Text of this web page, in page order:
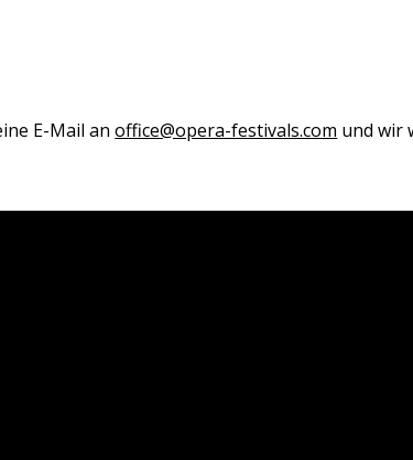
E-Mail anoffice@opera-festivals.com und wir